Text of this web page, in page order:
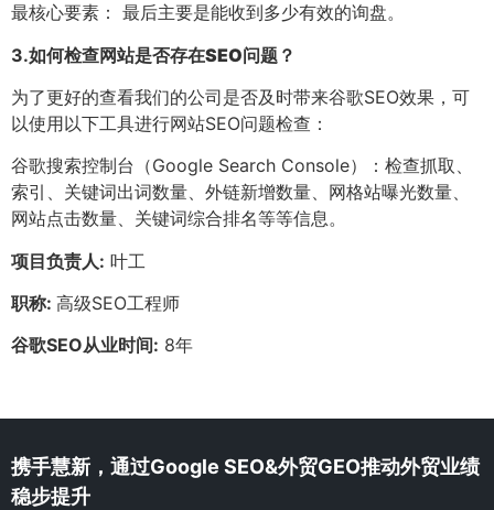
最核心要素： 最后主要是能收到多少有效的询盘。
3.如何检查网站是否存在SEO问题？
为了更好的查看我们的公司是否及时带来谷歌SEO效果，可
以使用以下工具进行网站SEO问题检查：
谷歌搜索控制台（Google Search Console）：检查抓取、
索引、关键词出词数量、外链新增数量、网格站曝光数量、
网站点击数量、关键词综合排名等等信息。
项目负责人: 叶工
职称: 高级SEO工程师
谷歌SEO从业时间: 8年
携手慧新，通过Google SEO&外贸GEO推动外贸业绩
稳步提升